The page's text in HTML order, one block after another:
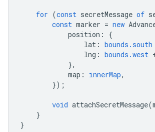
for (const secretMessage of
const marker = new
position :
{
lat : bounds.south
lng : bounds.west
},
map : innerMap,
});
void attachSecretMessage(
}
}